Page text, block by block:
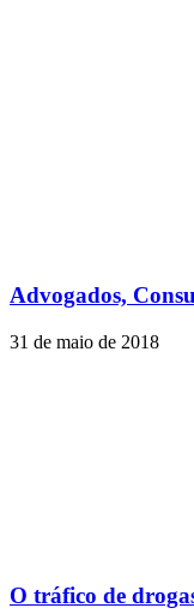
Advogados,
31 de maio de 2018
O tráfico de